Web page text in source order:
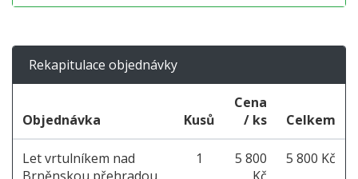
Rekapitulace objednávky
Objednávka Kusů
Cena
/ ks
Celkem
Let vrtulníkem nad
1
5 800
5 800 Kč